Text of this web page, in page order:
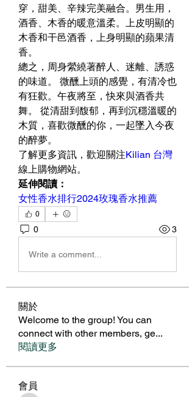
穿，甜美、辛辣完美融合。男生用，
酒香、木香的暖意溫柔。上皮明顯的
木香和干邑酒香，上身明顯的蘋果清
香。
總之，周身縈繞著醉人、迷離、誘惑
的味道。 微醺上頭的感覺，有清冷也
有狂歡。午夜將至，快來與酒香共
舞。 從清甜到馥郁，再到沉穩溫暖的
木質，喜歡微醺的你，一起墜入今夜
的醉夢。
了解更多資訊，歡迎關注Kilian 台灣
線上購物網站。
延伸閱讀：
女性香水排行2024玫瑰香水推薦
0
0 3
Write a comment...
關於
Welcome to the group! You can
connect with other members, ge...
閱讀更多
會員